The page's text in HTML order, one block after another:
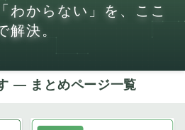
わからない」を、ここ
解決。